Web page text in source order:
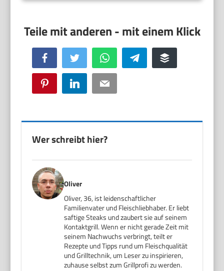
Facebook Twitter WhatsApp Telegram Buffer
Pinterest LinkedIn Email
Wer schreibt hier?
Oliver
Oliver, 36, ist leidenschaftlicher
Familienvater und Fleischliebhaber. Er liebt
saftige Steaks und zaubert sie auf seinem
Kontaktgrill. Wenn er nicht gerade Zeit mit
seinem Nachwuchs verbringt, teilt er
Rezepte und Tipps rund um Fleischqualität
und Grilltechnik, um Leser zu inspirieren,
zuhause selbst zum Grillprofi zu werden.